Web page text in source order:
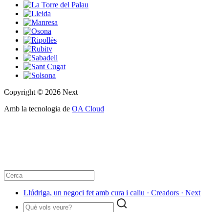
Copyright © 2026 Next
Amb la tecnologia de OA Cloud
Llúdriga, un negoci fet amb cura i caliu · Creadors · Next